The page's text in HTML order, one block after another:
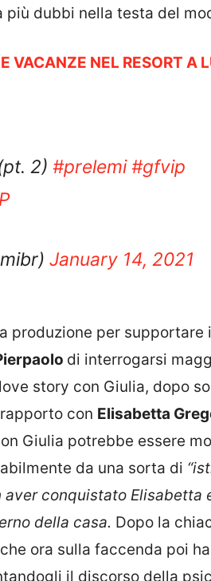
dubbi nella testa del
VACANZE NEL RESORT A
2) #prelemi #gfvip
January 14, 2021
produzione per supportare
di interrogarsi
story con Giulia, dopo
con Elisabetta
Giulia potrebbe essere
da una sorta di
aver conquistato Elisabetta
della casa.
Dopo la
ora sulla faccenda poi
il discorso della